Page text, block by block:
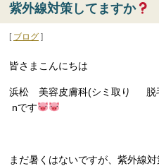
紫外線対策してますか
[ ブログ ]
皆さまこんにちは
浜松 美容皮膚科(シミ取り 脱
nです
まだ暑くはないですが、紫外線